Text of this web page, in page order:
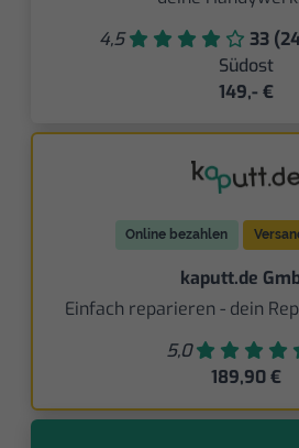
4,5
33
Südost
149,- €
Online bezahlen
kaputt.de
Einfach reparieren - dein
5,0
189,90 €